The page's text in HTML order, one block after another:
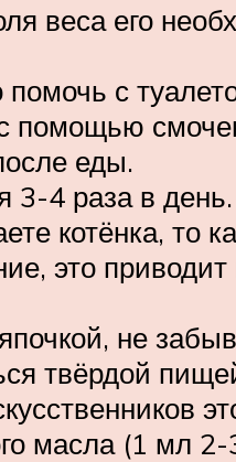
веса его
с
помощью
еды.
3-4 раза в день.
котёнка, то
это приводит
не
твёрдой
масла (1 мл